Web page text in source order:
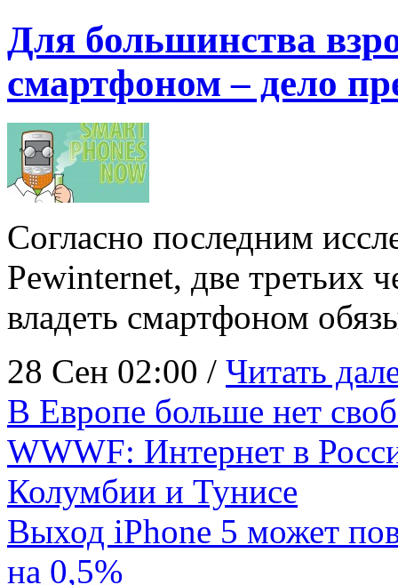
Для большинства
смартфоном – дело
Согласно последним
Pewinternet, две третьих
владеть смартфоном
28 Сен 02:00 / Читать
В Европе больше нет
WWWF: Интернет в
Колумбии и Тунисе
Выход iPhone 5 может
на 0,5%